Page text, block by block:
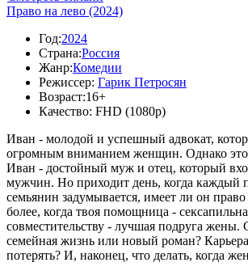
Право на лево (2024)
Год:2024
Страна:Россия
Жанр:Комедии
Режиссер: Гарик Петросян
Возраст:16+
Качество: FHD (1080p)
Иван - молодой и успешный адвокат,
огромным вниманием женщин. Однако это
Иван - достойный муж и отец, который
мужчин. Но приходит день, когда каждый
семьянин задумывается, имеет ли он
более, когда твоя помощница -
совместительству - лучшая подруга жены.
семейная жизнь или новый роман?
потерять? И, наконец, что делать, когда